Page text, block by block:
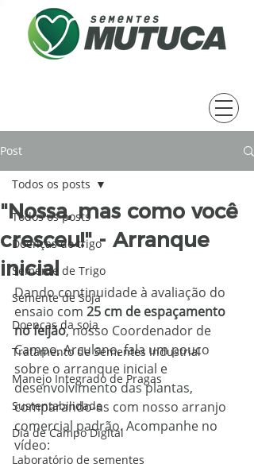
Post
Todos os posts
Doenças do trigo
Semente de Trigo
Semente de Soja
Doenças da soja
Tratamento de Sementes Industrial
Manejo Integrado de Pragas
Sustentabilidade
Dia de Campo Digital
Laboratório de sementes
Todos os posts
"Nossa, mas como você
cresceu!" - Arranque
inicial
Dando continuidade à avaliação do
ensaio com 25 cm de espaçamento
no feijão, nosso Coordenador de
Campo, Arculano, fala um pouco
sobre o arranque inicial e
desenvolvimento das plantas,
comparando-as com nosso arranjo
comercial padrão. Acompanhe no
vídeo: